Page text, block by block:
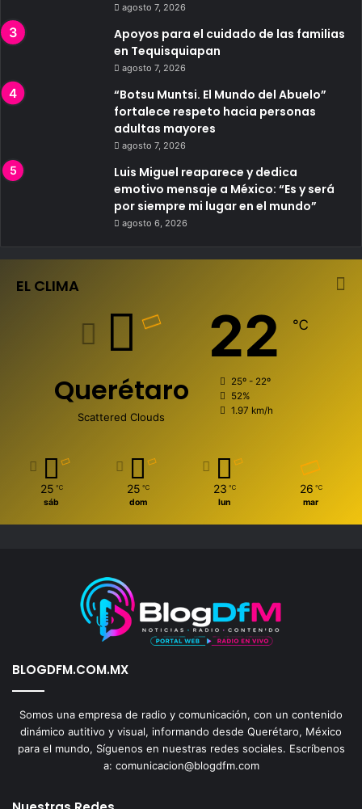
agosto 7, 2026
Apoyos para el cuidado de las familias
en Tequisquiapan
agosto 7, 2026
“Botsu Muntsi. El Mundo del Abuelo”
fortalece respeto hacia personas
adultas mayores
agosto 7, 2026
Luis Miguel reaparece y dedica
emotivo mensaje a México: “Es y será
por siempre mi lugar en el mundo”
agosto 6, 2026
EL CLIMA
Querétaro
Scattered Clouds
22 ℃
25º - 22º
52%
1.97 km/h
25 ℃
sáb
25 ℃
dom
23 ℃
lun
26 ℃
mar
BLOGDFM.COM.MX
Somos una empresa de radio y comunicación, con un contenido
dinámico autitivo y visual, informando desde Querétaro, México
para el mundo, Síguenos en nuestras redes sociales. Escríbenos
a: comunicacion@blogdfm.com